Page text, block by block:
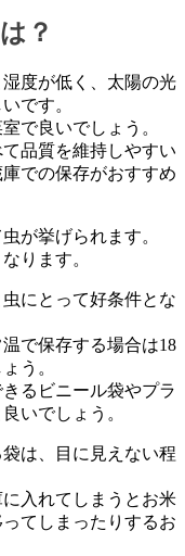
？
度が低く、太陽の光
です。
で良いでしょう。
品質を維持しやすい
での保存がおすすめ
が挙げられます。
ります。
にとって好条件とな
で保存する場合は18
う。
るビニール袋やプラ
いでしょう。
は、目に見えない程
入れてしまうとお米
てしまったりするお